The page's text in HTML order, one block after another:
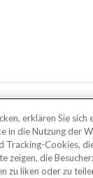
erklären Sie
in die Nutzung der
Tracking-Cookies,
zeigen, die
zu liken oder zu